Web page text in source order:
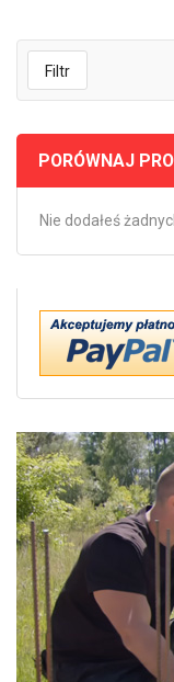
Filtr
PORÓWNAJ
Nie dodałeś